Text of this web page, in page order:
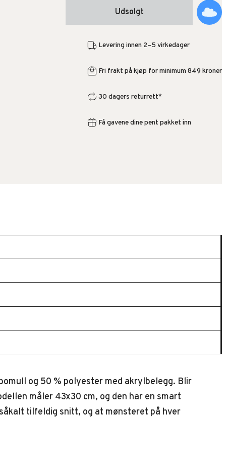
Udsolgt
Levering innen 2–5 virkedager
Fri frakt på kjøp for minimum 849 kroner
30 dagers returrett*
Få gavene dine pent pakket inn
og 50 % polyester med akrylbelegg. Blir
måler 43x30 cm, og den har en smart
tilfeldig snitt, og at mønsteret på hver